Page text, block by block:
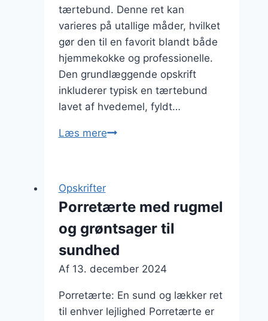
tærtebund. Denne ret kan
varieres på utallige måder, hvilket
gør den til en favorit blandt både
hjemmekokke og professionelle.
Den grundlæggende opskrift
inkluderer typisk en tærtebund
lavet af hvedemel, fyldt…
Læs merePorretærte
ricotta
for
ekstra
cremede
Opskrifter
Porretærte med rugmel
og grøntsager til
sundhed
Af 13. december 2024
Porretærte: En sund og lækker ret
til enhver lejlighed Porretærte er